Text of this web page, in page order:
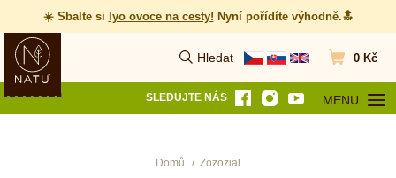
☀️ Sbalte si lyo ovoce na cesty! Nyní pořídíte výhodně.🔝
Hledat
Vyhledat Přejít do
0 Kč
SLEDUJTE NÁS MENU
OTEVŘÍT
Domů Zozozial